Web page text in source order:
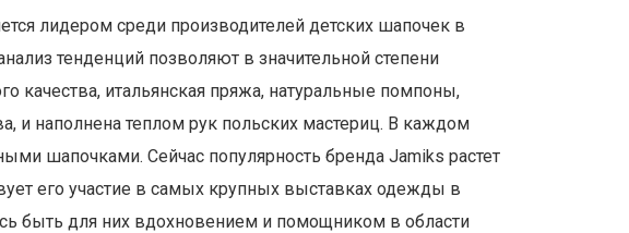
лидером среди производителей детских шапочек в
тенденций позволяют в значительной степени
качества, итальянская пряжа, натуральные помпоны,
и наполнена теплом рук польских мастериц. В каждом
шапочками. Сейчас популярность бренда Jamiks растет
его участие в самых крупных выставках одежды в
быть для них вдохновением и помощником в области